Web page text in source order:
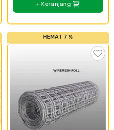
+ Keranjang
HEMAT 7 %